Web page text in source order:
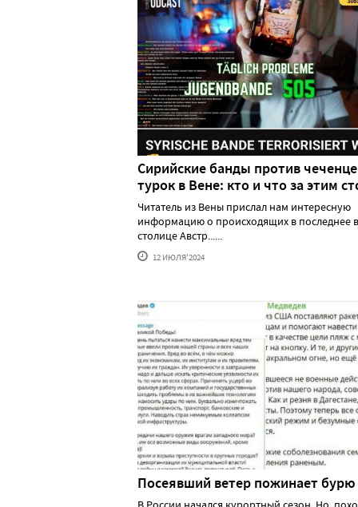
Сирийские банды против
турок в Вене: кто и что за этим
Читатель из Вены прислал нам интересную
информацию о происходящих в последнее
столице Австр......
12 ИЮЛЯ'2024
Посеявший ветер пожинает бурю